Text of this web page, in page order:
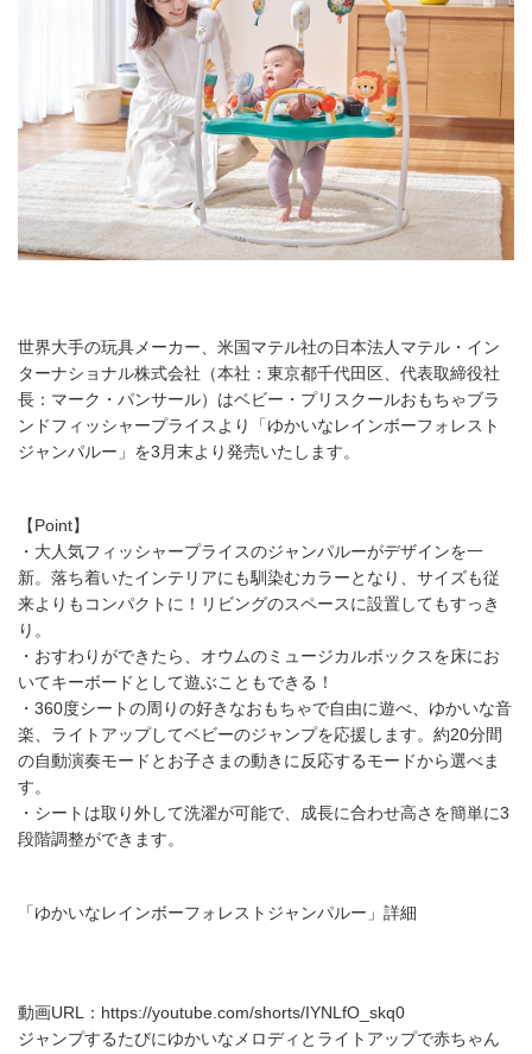
世界大手の玩具メーカー、米国マテル社の日本法人マテル・イン
ターナショナル株式会社（本社：東京都千代田区、代表取締役社
長：マーク・パンサール）はベビー・プリスクールおもちゃブラ
ンドフィッシャープライスより「ゆかいなレインボーフォレスト
ジャンパルー」を3月末より発売いたします。
【Point】
・大人気フィッシャープライスのジャンパルーがデザインを一
新。落ち着いたインテリアにも馴染むカラーとなり、サイズも従
来よりもコンパクトに！リビングのスペースに設置してもすっき
り。
・おすわりができたら、オウムのミュージカルボックスを床にお
いてキーボードとして遊ぶこともできる！
・360度シートの周りの好きなおもちゃで自由に遊べ、ゆかいな音
楽、ライトアップしてベビーのジャンプを応援します。約20分間
の自動演奏モードとお子さまの動きに反応するモードから選べま
す。
・シートは取り外して洗濯が可能で、成長に合わせ高さを簡単に3
段階調整ができます。
「ゆかいなレインボーフォレストジャンパルー」詳細
動画URL：https://youtube.com/shorts/IYNLfO_skq0
ジャンプするたびにゆかいなメロディとライトアップで赤ちゃん